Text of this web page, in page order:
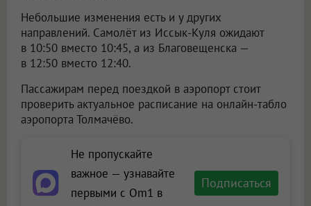
Небольшие изменения есть и у других
направлений. Самолёт из Иссык-Куля ожидают
в 10:50 вместо 10:45, а из Благовещенска —
в 12:50 вместо 12:40.
Пассажирам перед поездкой в аэропорт стоит
проверить актуальное расписание на онлайн-табло
аэропорта Толмачёво.
Не пропускайте
важное — узнавайте
первыми с Om1 в
Подписаться